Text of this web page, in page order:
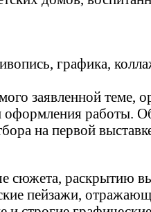
графика,
заявленной
работы.
на первой
сюжета, раскрытию
пейзажи,